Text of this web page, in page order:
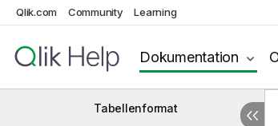
Qlik.com Community Learning
Dokumentation
Formatoptionen
Tabellenformat